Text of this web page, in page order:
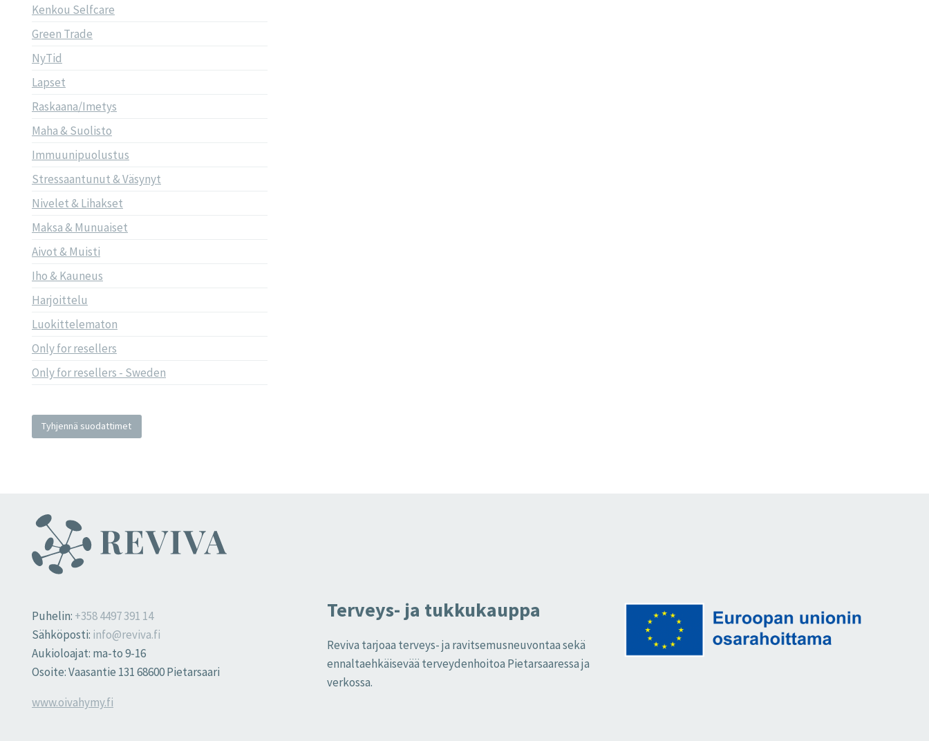
Kenkou Selfcare
Green Trade
NyTid
Lapset
Raskaana/Imetys
Maha & Suolisto
Immuunipuolustus
Stressaantunut & Väsynyt
Nivelet & Lihakset
Maksa & Munuaiset
Aivot & Muisti
Iho & Kauneus
Harjoittelu
Luokittelematon
Only for resellers
Only for resellers - Sweden
Tyhjennä suodattimet
Puhelin: +358 4497 391 14
Sähköposti: info@reviva.fi
Aukioloajat: ma-to 9-16
Osoite: Vaasantie 131 68600 Pietarsaari
www.oivahymy.fi
Terveys- ja tukkukauppa
Reviva tarjoaa terveys- ja ravitsemusneuvontaa sekä
ennaltaehkäisevää terveydenhoitoa Pietarsaaressa ja
verkossa.